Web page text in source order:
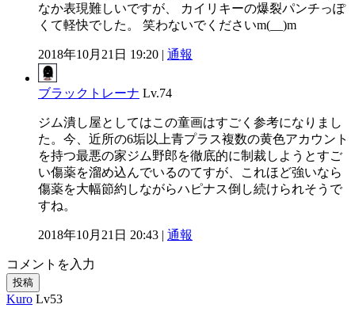
なか表現難しいですが、 カイリキーの爆裂パンチっぽ
くて軽快でした。 笑わないでくださいm(__)m
2018年10月21日 19:20 | 通報
ブラックトレーナ Lv.74
ジム潰し屋としてはこの童画はすごく参考になりまし
た。今、近所の6垢以上青プラス複数の黄色アカウント
を持つ最悪の家ジム野郎を徹底的に制裁しようとすご
い傷薬を溜め込んでいるのてすが、これほど強いなら
傷薬を大幅節約しながらハピナス倒し続けられそうで
すね。
2018年10月21日 20:43 | 通報
コメントを入力
投稿
Kuro Lv53